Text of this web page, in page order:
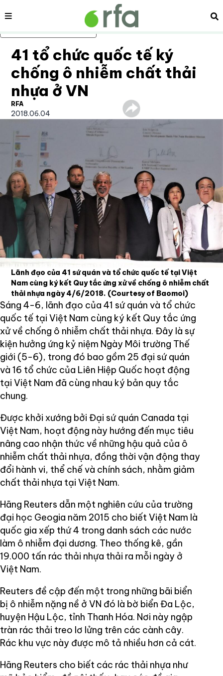
Bỏ qua nội dung chính
Nội dung
41 tổ chức quốc tế ký
chống ô nhiễm chất thải
nhựa ở VN
RFA
2018.06.04
Lãnh đạo của 41 sứ quán và tổ chức quốc tế tại Việt
Nam cùng ký kết Quy tắc ứng xử về chống ô nhiễm chất
thải nhựa ngày 4/6/2018. (Courtesy of Baomoi)
Sáng 4-6, lãnh đạo của 41 sứ quán và tổ chức
quốc tế tại Việt Nam cùng ký kết Quy tắc ứng
xử về chống ô nhiễm chất thải nhựa. Đây là sự
kiện hưởng ứng kỷ niệm Ngày Môi trường Thế
giới (5-6), trong đó bao gồm 25 đại sứ quán
và 16 tổ chức của Liên Hiệp Quốc hoạt động
tại Việt Nam đã cùng nhau ký bản quy tắc
chung.
Được khởi xướng bởi Đại sứ quán Canada tại
Việt Nam, hoạt động này hướng đến mục tiêu
nâng cao nhận thức về những hậu quả của ô
nhiễm chất thải nhựa, đồng thời vận động thay
đổi hành vi, thể chế và chính sách, nhằm giảm
chất thải nhựa tại Việt Nam.
Hãng Reuters dẫn một nghiên cứu của trường
đại học Geogia năm 2015 cho biết Việt Nam là
quốc gia xếp thứ 4 trong danh sách các nước
làm ô nhiễm đại dương. Theo thống kê, gần
19.000 tấn rác thải nhựa thải ra mỗi ngày ở
Việt Nam.
Reuters đề cập đến một trong những bãi biển
bị ô nhiễm nặng nề ở VN đó là bờ biển Đa Lộc,
huyện Hậu Lộc, tỉnh Thanh Hóa. Nơi này ngập
tràn rác thải treo lơ lửng trên các cành cây.
Rác khu vực này được mô tả nhiều hơn cả cát.
Hãng Reuters cho biết các rác thải nhựa như